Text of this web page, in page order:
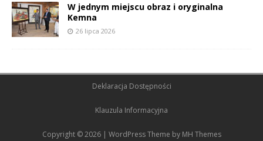
W jednym miejscu obraz i oryginalna
Kemna
26 lipca 2026
Deklaracja Dostępności
Klauzula Informacyjna
Copyright © 2026 | WordPress Theme by MH Themes